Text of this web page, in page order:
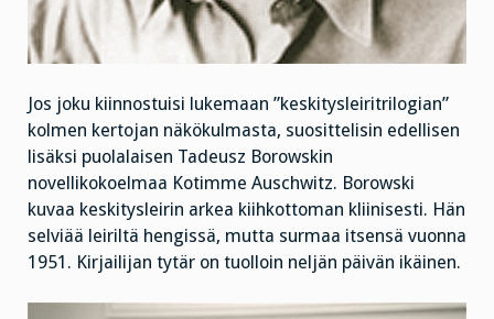
Jos joku kiinnostuisi lukemaan ”keskitysleiritrilogian”
kolmen kertojan näkökulmasta, suosittelisin edellisen
lisäksi puolalaisen Tadeusz Borowskin
novellikokoelmaa Kotimme Auschwitz. Borowski
kuvaa keskitysleirin arkea kiihkottoman kliinisesti. Hän
selviää leiriltä hengissä, mutta surmaa itsensä vuonna
1951. Kirjailijan tytär on tuolloin neljän päivän ikäinen.